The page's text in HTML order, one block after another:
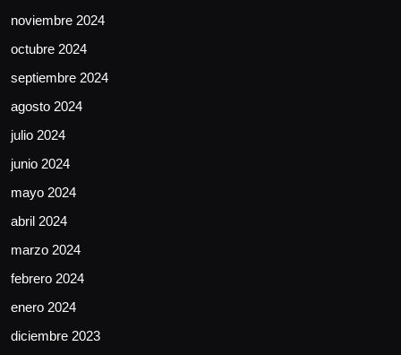
noviembre 2024
octubre 2024
septiembre 2024
agosto 2024
julio 2024
junio 2024
mayo 2024
abril 2024
marzo 2024
febrero 2024
enero 2024
diciembre 2023